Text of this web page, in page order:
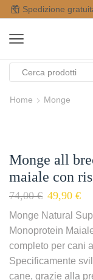
Home Monge
Monge all
maiale con
74,00€ 49,90 €
Monge Natural
Monoprotein
completo per cani
Specificamente
cane, grazie alla